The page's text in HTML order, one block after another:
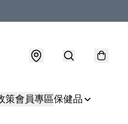
策會員專區保健品